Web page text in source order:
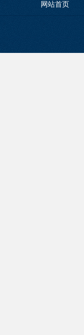
网站首页